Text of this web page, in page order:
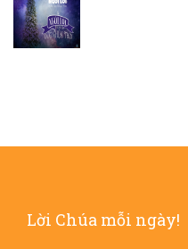
Lời Chúa mỗi ngày!